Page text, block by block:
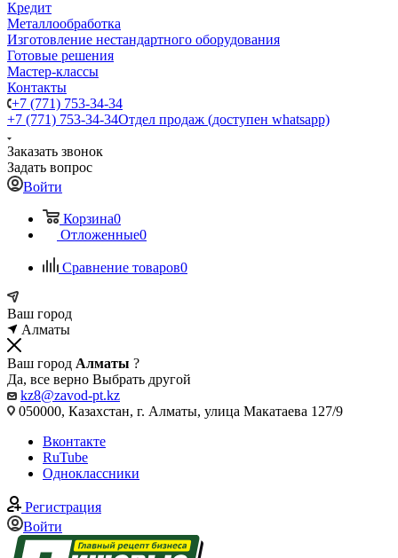
Кредит
Металлообработка
Изготовление нестандартного оборудования
Готовые решения
Мастер-классы
Контакты
+7 (771) 753-34-34
+7 (771) 753-34-34Отдел продаж (доступен whatsapp)
Заказать звонок
Задать вопрос
Войти
Корзина0
Отложенные0
Сравнение товаров0
Ваш город
Алматы
Ваш город Алматы ?
Да, все верно Выбрать другой
kz8@zavod-pt.kz
050000, Казахстан, г. Алматы, улица Макатаева 127/9
Вконтакте
RuTube
Одноклассники
Регистрация
Войти